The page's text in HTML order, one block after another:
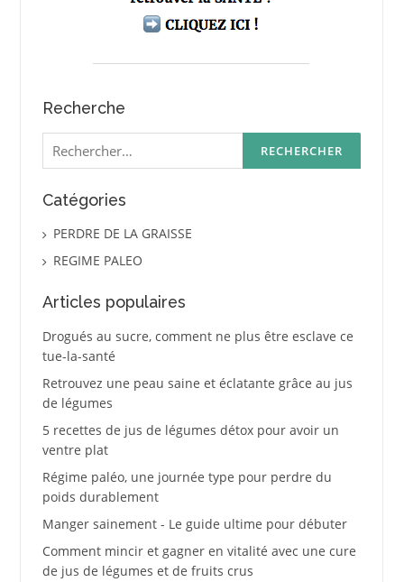
Recherche
Rechercher :
Catégories
PERDRE DE LA GRAISSE
REGIME PALEO
Articles populaires
Drogués au sucre, comment ne plus être esclave ce
tue-la-santé
Retrouvez une peau saine et éclatante grâce au jus
de légumes
5 recettes de jus de légumes détox pour avoir un
ventre plat
Régime paléo, une journée type pour perdre du
poids durablement
Manger sainement - Le guide ultime pour débuter
Comment mincir et gagner en vitalité avec une cure
de jus de légumes et de fruits crus